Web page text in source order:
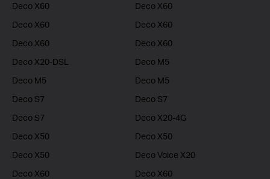
Deco X60
Deco X60
Deco X60
Deco X60
Deco X60
Deco X60
Deco X20-DSL
Deco M5
Deco M5
Deco M5
Deco S7
Deco S7
Deco S7
Deco X20-4G
Deco X50
Deco X50
Deco X50
Deco Voice X20
Deco X60
Deco X60